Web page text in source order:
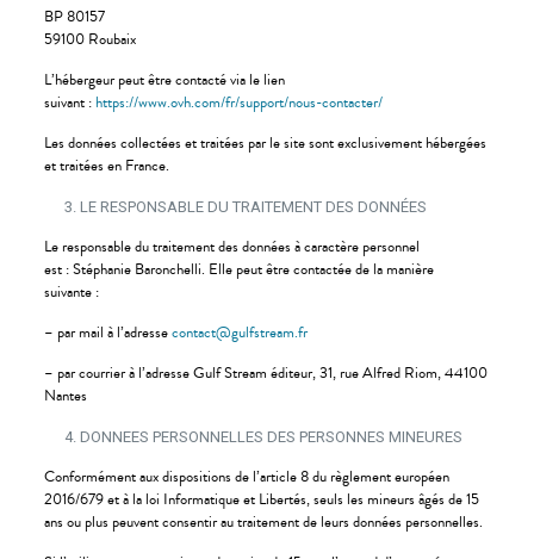
BP 80157
59100 Roubaix
L’hébergeur peut être contacté via le lien
suivant : https://www.ovh.com/fr/support/nous-contacter/
Les données collectées et traitées par le site sont exclusivement hébergées
et traitées en France.
LE RESPONSABLE DU TRAITEMENT DES DONNÉES
Le responsable du traitement des données à caractère personnel
est : Stéphanie Baronchelli. Elle peut être contactée de la manière
suivante :
– par mail à l’adressecontact@gulfstream.fr
– par courrier à l’adresse Gulf Stream éditeur, 31, rue Alfred Riom, 44100
Nantes
DONNEES PERSONNELLES DES PERSONNES MINEURES
Conformément aux dispositions de l’article 8 du règlement européen
2016/679 et à la loi Informatique et Libertés, seuls les mineurs âgés de 15
ans ou plus peuvent consentir au traitement de leurs données personnelles.